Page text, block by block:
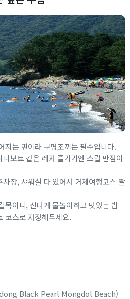
지는 편이라 구명조끼는 필수입니다.
보트 같은 레저 즐기기엔 스릴 만점이
장, 샤워실 다 있어서 거제여행코스 짤
목이니, 신나게 물놀이하고 맛있는 밥
코스로 저장해두세요.
Black Pearl Mongdol Beach)